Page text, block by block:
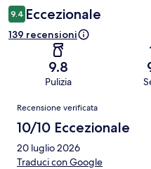
9.4 Eccezionale
139 recensioni
9.8
Pulizia
Recensioni
Recensione verificata
10/10 Eccezionale
20 luglio 2026
Traduci con Google